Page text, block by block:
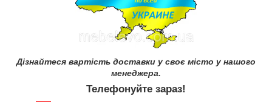
Дізнайтеся вартість доставки у своє місто у нашого
менеджера.
Телефонуйте зараз!